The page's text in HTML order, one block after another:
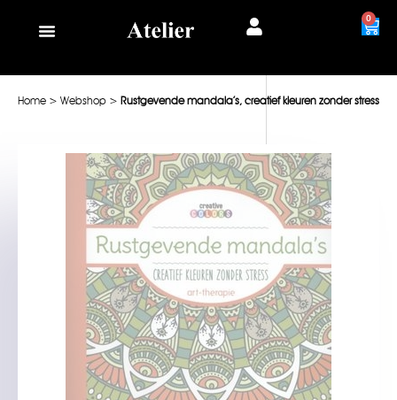
0
Home > Webshop > Rustgevende mandala’s, creatief kleuren zonder stress